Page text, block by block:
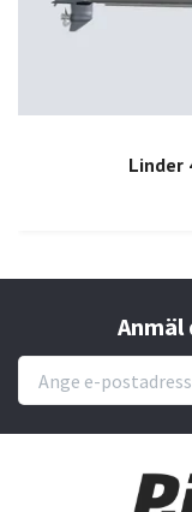
Linder